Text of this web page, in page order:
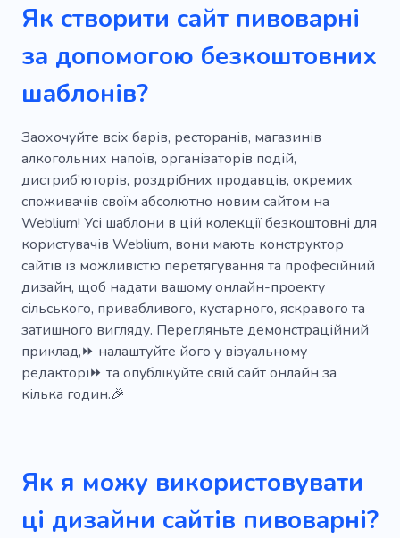
Рецепт
Хміль Досвід
Фестиваль
Напій
Сидр
Смак
Виноробна промисловість
Виробництво вина
Магазин алкогольних напоїв
Як створити сайт пивоварні
за допомогою безкоштовних
шаблонів?
Заохочуйте всіх барів, ресторанів, магазинів
алкогольних напоїв, організаторів подій,
дистриб’юторів, роздрібних продавців, окремих
споживачів своїм абсолютно новим сайтом на
Weblium! Усі шаблони в цій колекції безкоштовні для
користувачів Weblium, вони мають конструктор
сайтів із можливістю перетягування та професійний
дизайн, щоб надати вашому онлайн-проекту
сільського, привабливого, кустарного, яскравого та
затишного вигляду. Перегляньте демонстраційний
приклад,⏩ налаштуйте його у візуальному
редакторі⏩ та опублікуйте свій сайт онлайн за
кілька годин.🎉
Як я можу використовувати
ці дизайни сайтів пивоварні?